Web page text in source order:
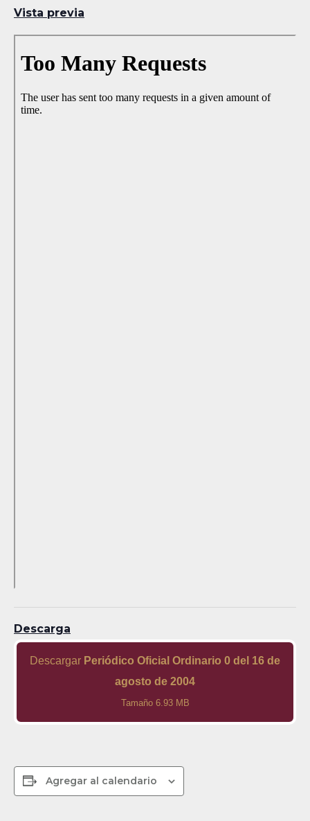
Vista previa
Skip
to
PDF
content
Descarga
Descargar Periódico Oficial Ordinario 0 del 16 de
agosto de 2004
Tamaño 6.93 MB
Agregar al calendario